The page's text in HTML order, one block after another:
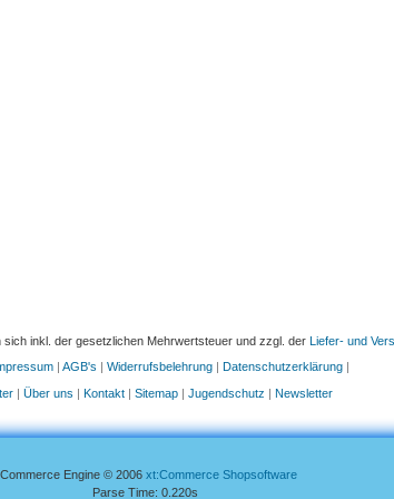
sich inkl. der gesetzlichen Mehrwertsteuer und zzgl. der Liefer- und
| AGB's | Widerrufsbelehrung| Datenschutzerklärung|
| Über uns | Kontakt | Sitemap | Jugendschutz | Newsletter
Engine © 2006 xt:Commerce Shopsoftware
Parse Time: 0.220s